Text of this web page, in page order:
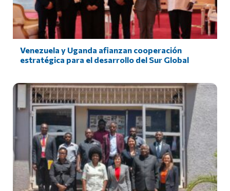
Venezuela y Uganda afianzan cooperación
estratégica para el desarrollo del Sur Global